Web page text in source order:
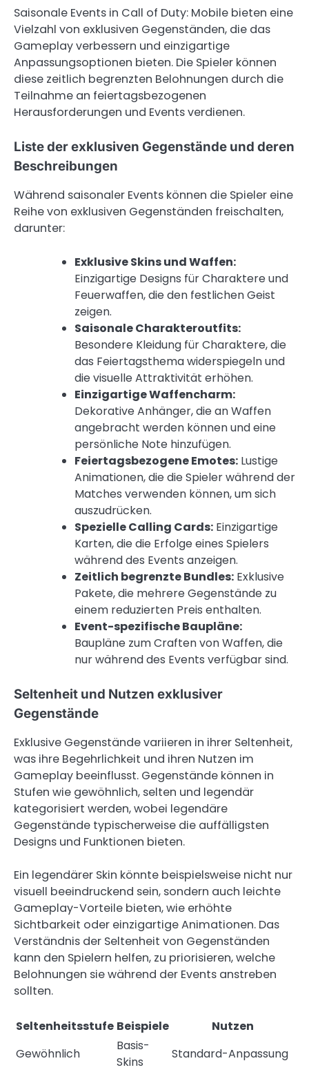
Saisonale Events in Call of Duty: Mobile bieten eine
Vielzahl von exklusiven Gegenständen, die das
Gameplay verbessern und einzigartige
Anpassungsoptionen bieten. Die Spieler können
diese zeitlich begrenzten Belohnungen durch die
Teilnahme an feiertagsbezogenen
Herausforderungen und Events verdienen.
Liste der exklusiven Gegenstände und deren
Beschreibungen
Während saisonaler Events können die Spieler eine
Reihe von exklusiven Gegenständen freischalten,
darunter:
Exklusive Skins und Waffen:
Einzigartige Designs für Charaktere und
Feuerwaffen, die den festlichen Geist
zeigen.
Saisonale Charakteroutfits:
Besondere Kleidung für Charaktere, die
das Feiertagsthema widerspiegeln und
die visuelle Attraktivität erhöhen.
Einzigartige Waffencharm:
Dekorative Anhänger, die an Waffen
angebracht werden können und eine
persönliche Note hinzufügen.
Feiertagsbezogene Emotes: Lustige
Animationen, die die Spieler während der
Matches verwenden können, um sich
auszudrücken.
Spezielle Calling Cards: Einzigartige
Karten, die die Erfolge eines Spielers
während des Events anzeigen.
Zeitlich begrenzte Bundles: Exklusive
Pakete, die mehrere Gegenstände zu
einem reduzierten Preis enthalten.
Event-spezifische Baupläne:
Baupläne zum Craften von Waffen, die
nur während des Events verfügbar sind.
Seltenheit und Nutzen exklusiver
Gegenstände
Exklusive Gegenstände variieren in ihrer Seltenheit,
was ihre Begehrlichkeit und ihren Nutzen im
Gameplay beeinflusst. Gegenstände können in
Stufen wie gewöhnlich, selten und legendär
kategorisiert werden, wobei legendäre
Gegenstände typischerweise die auffälligsten
Designs und Funktionen bieten.
Ein legendärer Skin könnte beispielsweise nicht nur
visuell beeindruckend sein, sondern auch leichte
Gameplay-Vorteile bieten, wie erhöhte
Sichtbarkeit oder einzigartige Animationen. Das
Verständnis der Seltenheit von Gegenständen
kann den Spielern helfen, zu priorisieren, welche
Belohnungen sie während der Events anstreben
sollten.
Seltenheitsstufe Beispiele
Nutzen
Gewöhnlich
Basis-
Skins
Standard-Anpassung